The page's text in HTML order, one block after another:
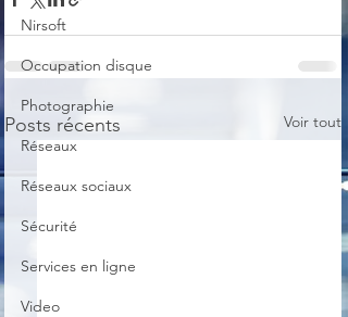
Nirsoft
Occupation disque
Photographie
Réseaux
Réseaux sociaux
Sécurité
Services en ligne
Video
Posts récents Voir tout